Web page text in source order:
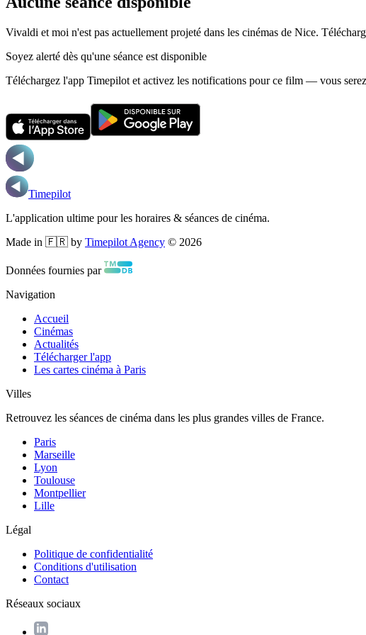
Vivaldi et moi n'est pas actuellement projeté dans les cinémas de Nice.
Soyez alerté dès qu'une séance est disponible
Téléchargez l'app Timepilot et activez les notifications pour ce film — vous
Timepilot
L'application ultime pour les horaires & séances de cinéma.
Made in 🇫🇷 by Timepilot Agency © 2026
Données fournies par
Navigation
Accueil
Cinémas
Actualités
Télécharger l'app
Les cartes cinéma à Paris
Villes
Retrouvez les séances de cinéma dans les plus grandes villes de France.
Paris
Marseille
Lyon
Toulouse
Montpellier
Lille
Légal
Politique de confidentialité
Conditions d'utilisation
Contact
Réseaux sociaux